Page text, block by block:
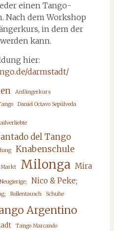
einen Tango-
Nach dem Workshop
in dem der
kann.
hier:
darmstadt/
Anfängerkurs
Daniel Octavo Sepúlveda
del Tango
Knabenschule
Markt Milonga Mira
Neugierige; Nico & Peke;
Rollentausch Schuhe
Argentino
Tango Marcando